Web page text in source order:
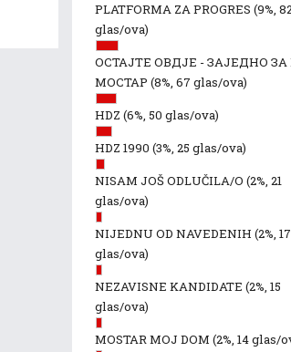
PLATFORMA ZA PROGRES (9%,
glas/ova)
ОСТАЈТЕ ОВДЈЕ - ЗАЈЕДНО
МОСТАР (8%, 67 glas/ova)
HDZ (6%, 50 glas/ova)
HDZ 1990 (3%, 25 glas/ova)
NISAM JOŠ ODLUČILA/O (2%, 21
glas/ova)
NIJEDNU OD NAVEDENIH (2%, 17
glas/ova)
NEZAVISNE KANDIDATE (2%, 15
glas/ova)
MOSTAR MOJ DOM (2%, 14 glas/